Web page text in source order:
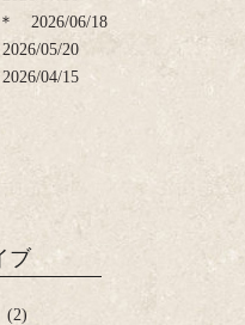
2026/06/18
2026/05/20
2026/04/15
ブ
(2)